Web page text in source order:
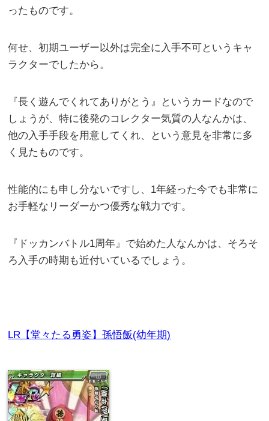
ったものです。
何せ、初期ユーザー以外は完全に入手不可というキャ
ラクターでしたから。
『長く遊んでくれてありがとう』というカードなので
しょうが、特に後発のコレクター気質の人なんかは、
他の入手手段を用意してくれ、という意見を非常に多
く見たものです。
性能的にも申し分ないですし、1年経った今でも非常に
お手軽なリーダーかつ優秀な戦力です。
『ドッカンバトル1周年』で始めた人なんかは、そろそ
ろ入手の時期も近付いているでしょう。
LR【堂々たる勇姿】孫悟飯(幼年期)